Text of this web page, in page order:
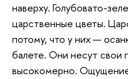
наверху. Голубовато-
царственные цветы.
потому, что у них —
балете. Они несут свои
высокомерно.